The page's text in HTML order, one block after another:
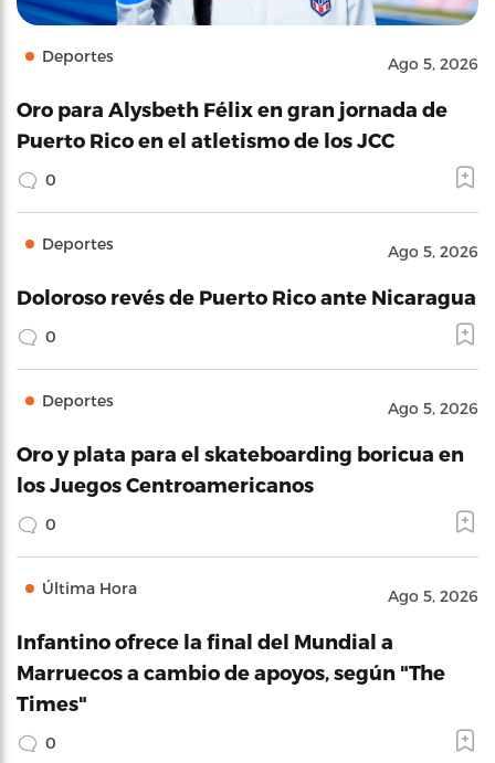
Deportes Ago 5, 2026
Oro para Alysbeth Félix en gran jornada de
Puerto Rico en el atletismo de los JCC
0
Deportes Ago 5, 2026
Doloroso revés de Puerto Rico ante Nicaragua
0
Deportes Ago 5, 2026
Oro y plata para el skateboarding boricua en
los Juegos Centroamericanos
0
Última Hora Ago 5, 2026
Infantino ofrece la final del Mundial a
Marruecos a cambio de apoyos, según "The
Times"
0